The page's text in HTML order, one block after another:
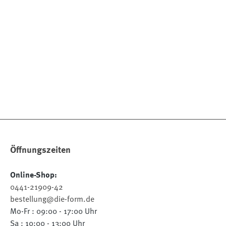
Öffnungszeiten
Online-Shop:
0441-21909-42
bestellung@die-form.de
Mo-Fr : 09:00 - 17:00 Uhr
Sa : 10:00 - 13:00 Uhr